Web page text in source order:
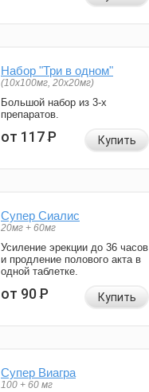
Набор "Три в одном"
(10x100мг, 20x20мг)
Большой набор из 3-х
препаратов.
от 117Р Купить
Супер Сиалис
20мг + 60мг
Усиление эрекции до 36 часов
и продление полового акта в
одной таблетке.
от 90Р Купить
Супер Виагра
100 + 60 мг